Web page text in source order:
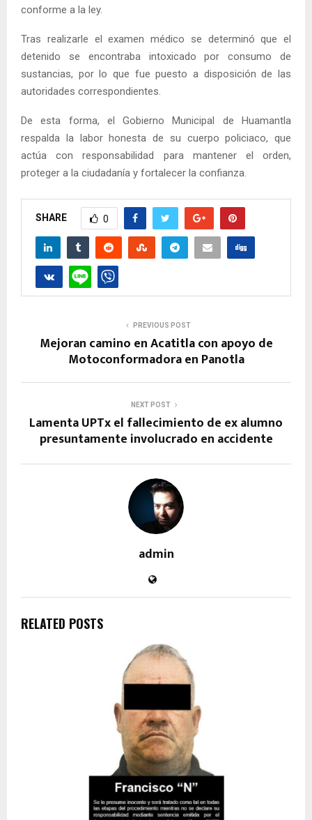
conforme a la ley.
Tras realizarle el examen médico se determinó que el
detenido se encontraba intoxicado por consumo de
sustancias, por lo que fue puesto a disposición de las
autoridades correspondientes.
De esta forma, el Gobierno Municipal de Huamantla
respalda la labor honesta de su cuerpo policiaco, que
actúa con responsabilidad para mantener el orden,
proteger a la ciudadanía y fortalecer la confianza.
SHARE 0
PREVIOUS POST
Mejoran camino en Acatitla con apoyo de
Motoconformadora en Panotla
NEXT POST
Lamenta UPTx el fallecimiento de ex alumno
presuntamente involucrado en accidente
admin
RELATED POSTS